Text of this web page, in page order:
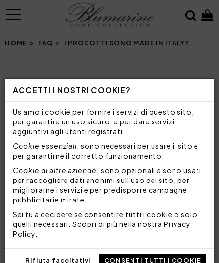
ACCETTI I NOSTRI COOKIE?
Usiamo i cookie per fornire i servizi di questo sito,
per garantire un uso sicuro, e per dare servizi
aggiuntivi agli utenti registrati.
Cookie essenziali: sono necessari per usare il sito e
per garantirne il corretto funzionamento.
Cookie di altre aziende: sono opzionali e sono usati
per raccogliere dati anonimi sull'uso del sito, per
migliorarne i servizi e per predisporre campagne
pubblicitarie mirate.
Sei tu a decidere se consentire tutti i cookie o solo
quelli necessari. Scopri di più nella nostra Privacy
Policy
Rifiuta facoltativi CONSENTI TUTTI I COOKIE
MENU
HOME FAQ I PRODOTTI SONO MADE IN ITALY?
I PRODOTTI SONO MADE IN ITALY?
Certamente. Tutti i prodotti di biancheria per la
casa proposti da Blumarine sono Made in Italy,
realizzati con materiali esclusivi e di altissima
qualità e attentamente selezionati per assicurare
sempre massimo comfort e morbidezza. L'azienda
proponecoordinati letto,bagno,tavola,
complementi arredoebiancheria italiana dallo
stile inconfondibile, curati nei minimi dettagli e
realizzati nel solco della migliore tradizione
manifatturiera italiana.
Per avere maggiori informazioni sulla biancheria
per la casa o sui complementi arredo proposti da
Blumarine,contattaci!